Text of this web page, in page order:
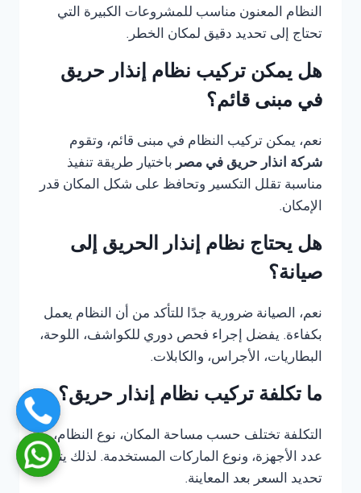
النظام المعنون مناسب للمشروعات الكبيرة التي
تحتاج إلى تحديد دقيق لمكان الخطر.
هل يمكن تركيب نظام إنذار حريق
في مبنى قائم؟
نعم، يمكن تركيب النظام في مبنى قائم، وتقوم
شركة انذار حريق في مصر باختيار طريقة تنفيذ
مناسبة تقلل التكسير وتحافظ على شكل المكان قدر
الإمكان.
هل يحتاج نظام إنذار الحريق إلى
صيانة؟
نعم، الصيانة ضرورية جدًا للتأكد من أن النظام يعمل
بكفاءة. يفضل إجراء فحص دوري للكواشف، اللوحة،
البطاريات، الأجراس، والكابلات.
ما تكلفة تركيب نظام إنذار حريق؟
التكلفة تختلف حسب مساحة المكان، نوع النظام،
عدد الأجهزة، ونوع الماركات المستخدمة. لذلك يتم
تحديد السعر بعد المعاينة.